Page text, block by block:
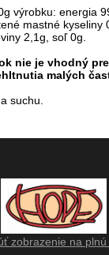
výrobku: energia
mastné kyseliny
2,1g, soľ 0g.
nie je vhodný
malých
suchu.
zobrazenie na plnú